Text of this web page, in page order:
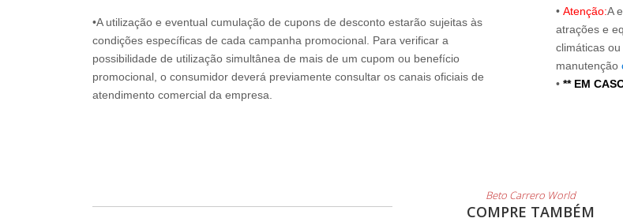
•A utilização e eventual cumulação de cupons de desconto estarão sujeitas às
condições específicas de cada campanha promocional. Para verificar a
possibilidade de utilização simultânea de mais de um cupom ou benefício
promocional, o consumidor deverá previamente consultar os canais oficiais de
atendimento comercial da empresa.
• Atenção:A
atrações e
climáticas
manutenção
• ** EM
Beto Carrero World
COMPRE TAMBÉM